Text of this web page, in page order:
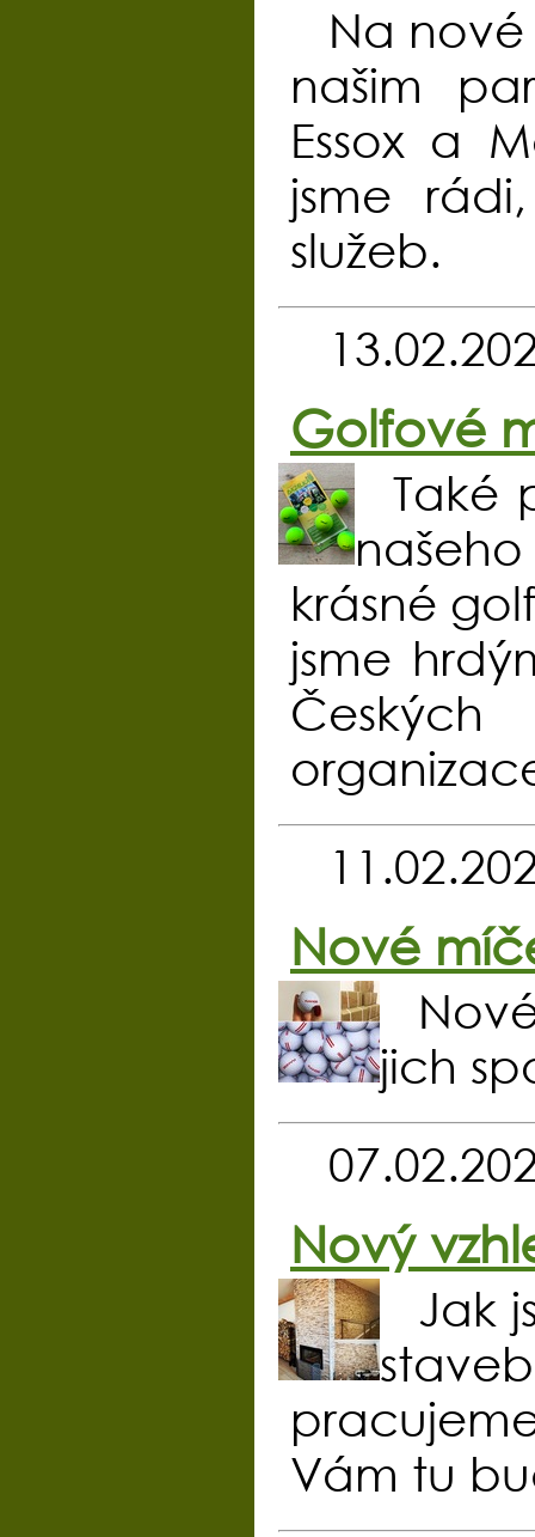
Na
našim
Essox a
jsme
služeb.
Golfové
Také
krásné
jsme
Nové
jich
Nový
Jak
Vám tu